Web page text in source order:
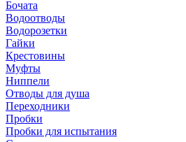
Бочата
Водоотводы
Водорозетки
Гайки
Крестовины
Муфты
Ниппели
Отводы для душа
Переходники
Пробки
Пробки для испытания